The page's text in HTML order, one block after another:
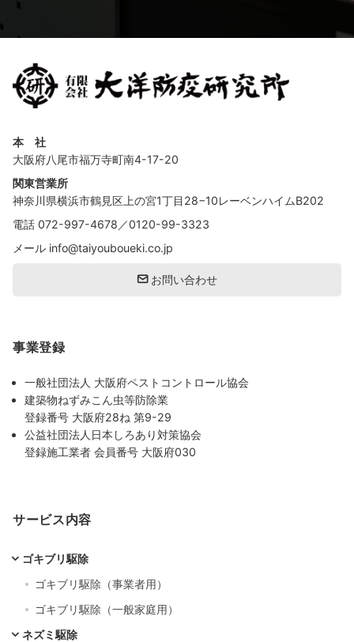
本 社
大阪府八尾市福万寺町南4-17-20
関東営業所
神奈川県横浜市鶴見区上の宮1丁目28−10レーベンハイムB202
電話 072-997-4678 ／0120-99-3323
メール info@taiyouboueki.co.jp
お問い合わせ
事業登録
一般社団法人 大阪府ペストコントロール協会
建築物ねずみこん虫等防除業
登録番号 大阪府28ね 第9-29
公益社団法人日本しろあり対策協会
登録施工業者 会員番号 大阪府030
サービス内容
ゴキブリ駆除
ゴキブリ駆除（事業者用）
ゴキブリ駆除（一般家庭用）
ネズミ駆除